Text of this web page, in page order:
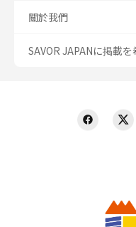
關於我們
SAVOR JAPANに掲載